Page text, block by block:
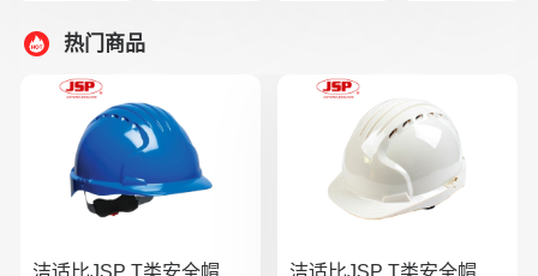
热门商品
洁适比JSP T类安全帽 洁适比JSP T类安全帽